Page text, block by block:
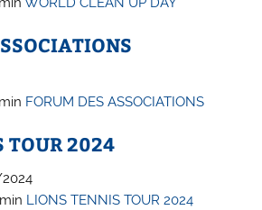
FORUM DES ASSOCIATIONS
TOUR 2024
LIONS TENNIS TOUR 2024